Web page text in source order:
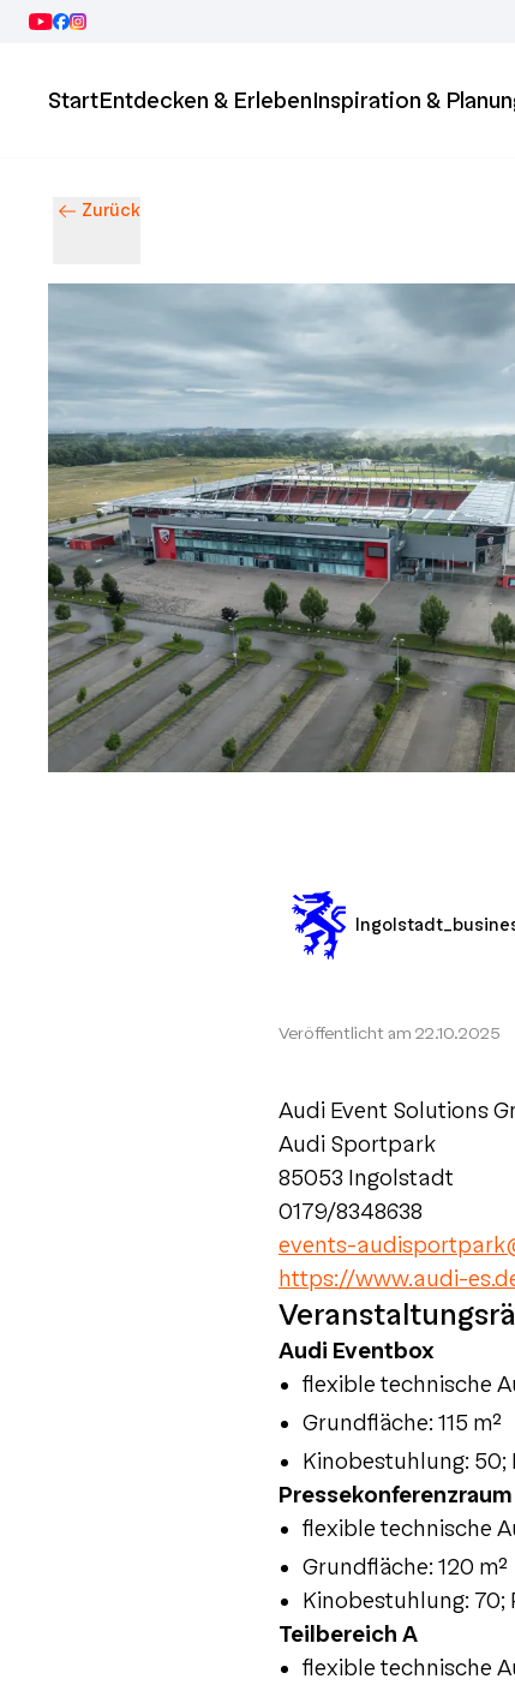
StartEntdecken & ErlebenInspiration &
Zurück
Veröffentlicht am 22.10.2025
Audi Event Solutions
Audi Sportpark
85053 Ingolstadt
0179/8348638
events-
https://www.audi-
Audi Eventbox
flexible technische
Grundfläche: 115 m²
Kinobestuhlung:
Pressekonferenzraum
flexible technische
Grundfläche: 120 m²
Kinobestuhlung: 70;
Teilbereich A
flexible technische